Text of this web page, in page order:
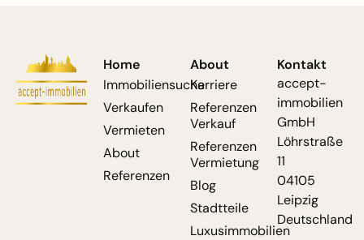
Home
Immobiliensuche
Verkaufen
Vermieten
About
Referenzen
About
Karriere
Referenzen
Verkauf
Referenzen
Vermietung
Blog
Stadtteile
Luxusimmobilien
Kontakt
accept-
immobilien
GmbH
Löhrstraße
11
04105
Leipzig
Deutschland